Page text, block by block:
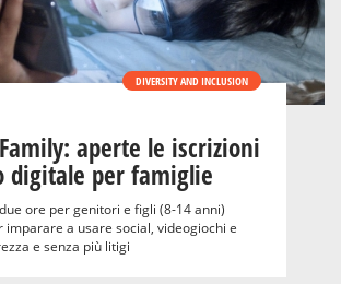
DIVERSITY AND INCLUSION
aperte le iscrizioni
digitale per famiglie
ore per genitori e figli (8-14 anni)
imparare a usare social, videogiochi e
e senza più litigi